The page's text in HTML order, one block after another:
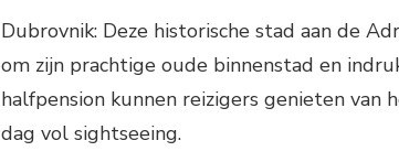
Dubrovnik: Deze historische stad aan de
om zijn prachtige oude binnenstad en
halfpension kunnen reizigers genieten van
dag vol sightseeing.